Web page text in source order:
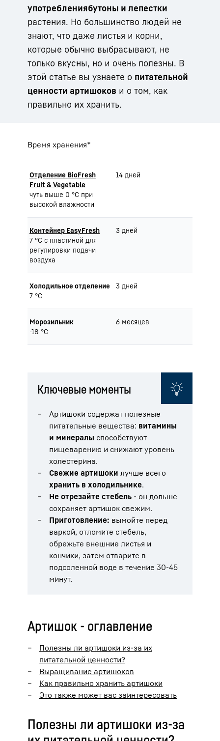
употреблениябутоны и лепестки
растения. Но большинство людей не
знают, что даже листья и корни,
которые обычно выбрасывают, не
только вкусны, но и очень полезны. В
этой статье вы узнаете о питательной
ценности артишоков и о том, как
правильно их хранить.
Время хранения*
Отделение BioFresh
Fruit & Vegetable
чуть выше 0 °C при
высокой влажности
14 дней
Контейнер EasyFresh
7 °C с пластиной для
регулировки подачи
воздуха
3 дней
Холодильное отделение
7 °C
3 дней
Морозильник
-18 °C
6 месяцев
Ключевые моменты
Артишоки содержат полезные
питательные вещества: витамины
и минералы способствуют
пищеварению и снижают уровень
холестерина.
Свежие артишоки лучше всего
хранить в холодильнике.
Не отрезайте стебель - он дольше
сохраняет артишок свежим.
Приготовление: вымойте перед
варкой, отломите стебель,
обрежьте внешние листья и
кончики, затем отварите в
подсоленной воде в течение 30-45
минут.
Артишок - оглавление
Полезны ли артишоки из-за их
питательной ценности?
Выращивание артишоков
Как правильно хранить артишоки
Это также может вас заинтересовать
Полезны ли артишоки из-за